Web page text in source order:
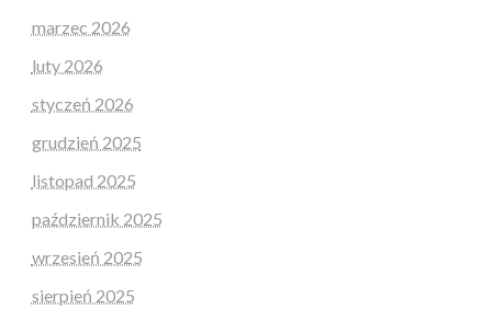
marzec 2026
luty 2026
styczeń 2026
grudzień 2025
listopad 2025
październik 2025
wrzesień 2025
sierpień 2025